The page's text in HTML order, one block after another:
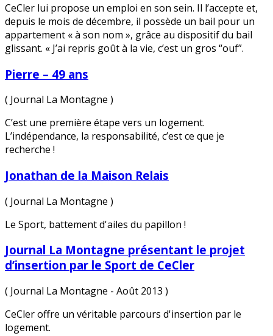
CeCler lui propose un emploi en son sein. Il l’accepte et,
depuis le mois de décembre, il possède un bail pour un
appartement « à son nom », grâce au dispositif du bail
glissant. « J’ai repris goût à la vie, c’est un gros “ouf”.
Pierre – 49 ans
( Journal La Montagne )
C’est une première étape vers un logement.
L’indépendance, la responsabilité, c’est ce que je
recherche !
Jonathan de la Maison Relais
( Journal La Montagne )
Le Sport, battement d'ailes du papillon !
Journal La Montagne présentant le projet
d’insertion par le Sport de CeCler
( Journal La Montagne - Août 2013 )
CeCler offre un véritable parcours d'insertion par le
logement.